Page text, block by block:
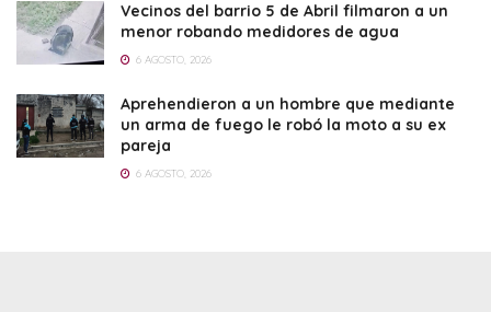
Vecinos del barrio 5 de Abril filmaron a un
menor robando medidores de agua
6 AGOSTO, 2026
Aprehendieron a un hombre que mediante
un arma de fuego le robó la moto a su ex
pareja
6 AGOSTO, 2026